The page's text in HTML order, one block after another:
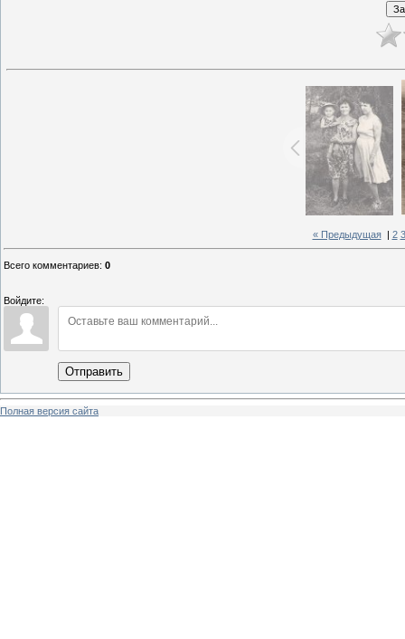
« Предыдущая| 2 3
Всего комментариев: 0
Войдите:
Отправить
Полная версия сайта